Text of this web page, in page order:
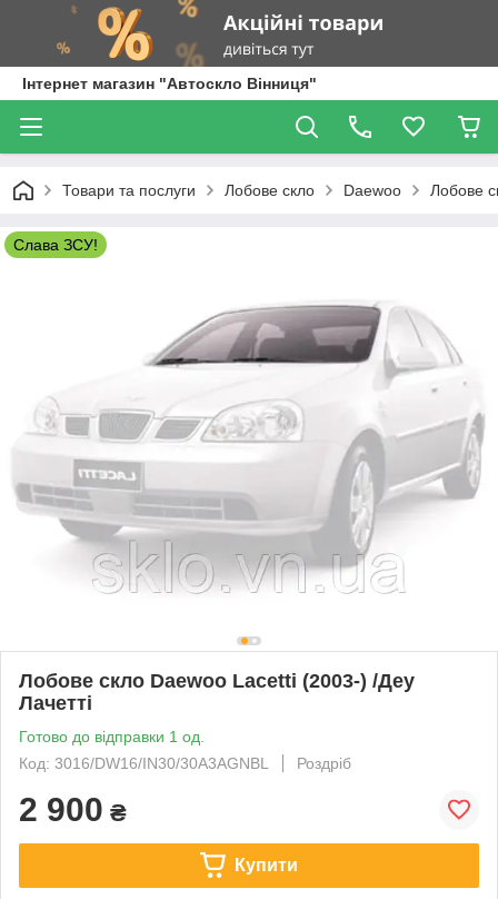
Інтернет магазин "Автоскло Вінниця"
Товари та послуги Лобове скло Daewoo Лобове
Слава ЗСУ!
Лобове скло Daewoo Lacetti (2003-) /Деу
Лачетті
Готово до відправки 1 од.
Код: 3016/DW16/IN30/30A3AGNBL
Роздріб
2 900 ₴
Купити